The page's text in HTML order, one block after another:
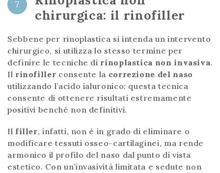
7
chirurgica: il rinofiller
Sebbene per rinoplastica si intenda un intervento
chirurgico, si utilizza lo stesso termine per
definire le tecniche di rinoplastica non invasiva.
Il rinofiller consente la correzione del naso
utilizzando l’acido ialuronico: questa tecnica
consente di ottenere risultati estremamente
positivi benché non definitivi.
Il filler, infatti, non è in grado di eliminare o
modificare tessuti osseo-cartilaginei, ma rende
armonico il profilo del naso dal punto di vista
estetico. Con un’invasività limitata e sedute non